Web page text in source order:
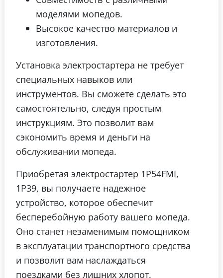
моделями мопедов.
Высокое качество материалов и
изготовления.
Установка электростартера не требует
специальных навыков или
инструментов. Вы сможете сделать это
самостоятельно, следуя простым
инструкциям. Это позволит вам
сэкономить время и деньги на
обслуживании мопеда.
Приобретая электростартер 1Р54FMI,
1P39, вы получаете надежное
устройство, которое обеспечит
бесперебойную работу вашего мопеда.
Оно станет незаменимым помощником
в эксплуатации транспортного средства
и позволит вам наслаждаться
поездками без лишних хлопот.